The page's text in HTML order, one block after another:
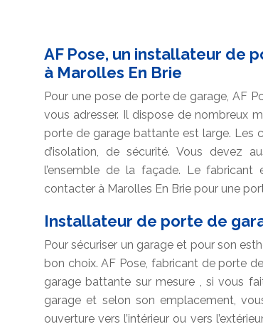
AF Pose, un installateur de
à Marolles En Brie
Pour une pose de porte de garage, AF
vous adresser. Il dispose de nombreux
porte de garage battante est large. Les
d’isolation, de sécurité. Vous devez
l’ensemble de la façade. Le
contacter à Marolles En Brie pour une
Installateur de porte de
Pour sécuriser un garage et pour son
bon choix. AF Pose, fabricant de porte
garage battante sur mesure , si vous
garage et selon son emplacement,
ouverture vers l’intérieur ou vers